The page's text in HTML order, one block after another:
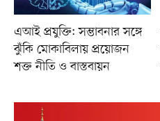
এআই প্রযুক্তি: সম্ভাবনার সঙ্গে
ঝুঁকি মোকাবিলায় প্রয়োজন
শক্ত নীতি ও বাস্তবায়ন